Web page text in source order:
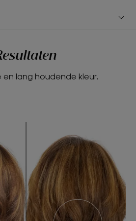
het haar en de hoofdhuid
glans van gekleurd haar door
MILIEU
en lang houdende kleur.